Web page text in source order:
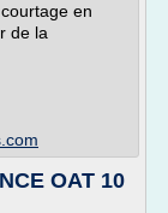
en
de la
OAT 10